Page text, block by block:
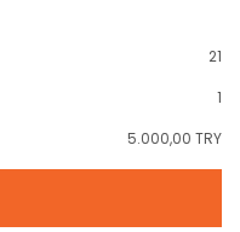
21
1
5.000,00 TRY